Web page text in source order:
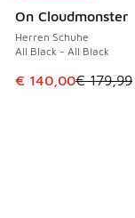
On Cloudmonster
Herren Schuhe
All Black - All Black
Dieser Artikel ist
€ 140,00€ 179,99